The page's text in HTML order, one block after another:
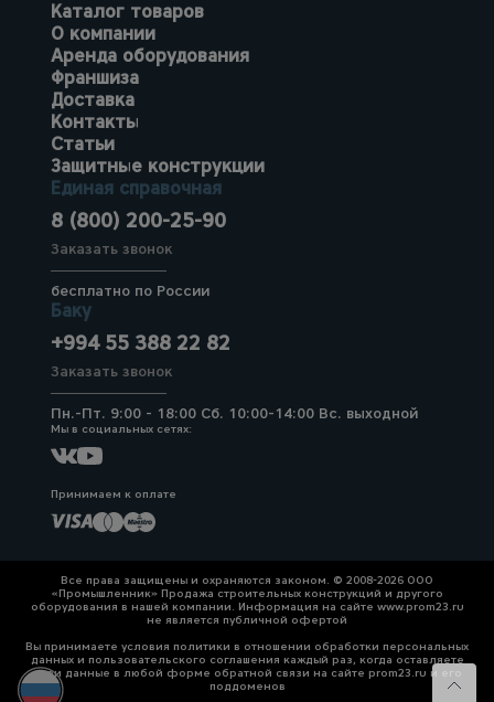
Каталог товаров
О компании
Аренда оборудования
Франшиза
Доставка
Контакты
Статьи
Защитные конструкции
Единая справочная
8 (800) 200-25-90
Заказать звонок
бесплатно по России
Баку
+994 55 388 22 82
Заказать звонок
Пн.-Пт. 9:00 - 18:00 Сб. 10:00-14:00 Вс. выходной
Мы в социальных сетях:
Принимаем к оплате
Все права защищены и охраняются законом. © 2008-2026 ООО
«Промышленник» Продажа строительных конструкций и другого
оборудования в нашей компании. Информация на сайте www.prom23.ru
не является публичной офертой
Вы принимаете условия политики в отношении обработки персональных
данных и пользовательского соглашения каждый раз, когда оставляете
свои данные в любой форме обратной связи на сайте prom23.ru и его
поддоменов